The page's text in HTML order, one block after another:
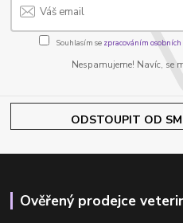
Souhlasím se zpracováním
Nespamujeme! Navíc, se
ODSTOUPIT OD
Ověřený prodejce